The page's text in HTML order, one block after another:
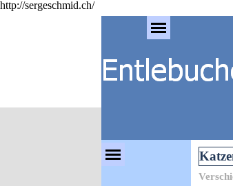
http://sergeschmid.ch/
Direkt zum Seiteninhalt
Menü überspringen
Menü überspringen